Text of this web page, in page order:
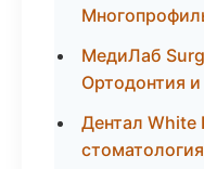
МедиЛаб
Ортодонтия
Дентал White
стоматология